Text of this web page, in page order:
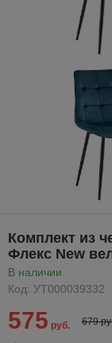
Комплект из
Флекс New
В наличии
Код: УТ000039332
575 руб. 679